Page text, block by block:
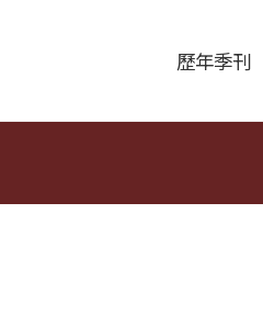
歷年季刊